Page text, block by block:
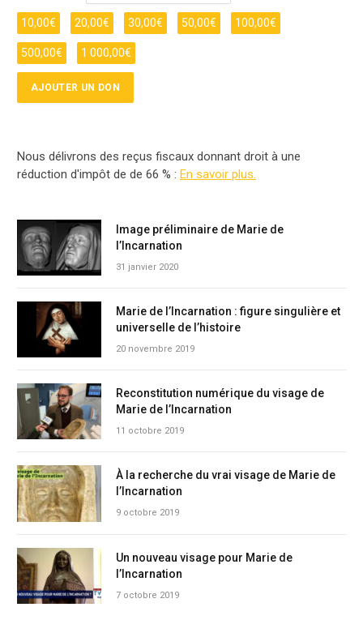
10,00€ 20,00€ 30,00€ 50,00€ 100,00€
500,00€ 1 000,00€
Nous délivrons des reçus fiscaux donnant droit à une
réduction d'impôt de de 66 % : En savoir plus.
Image préliminaire de Marie de
l’Incarnation
31 janvier 2020
Marie de l’Incarnation : figure singulière et
universelle de l’histoire
20 novembre 2019
Reconstitution numérique du visage de
Marie de l’Incarnation
11 octobre 2019
À la recherche du vrai visage de Marie de
l’Incarnation
9 octobre 2019
Un nouveau visage pour Marie de
l’Incarnation
7 octobre 2019